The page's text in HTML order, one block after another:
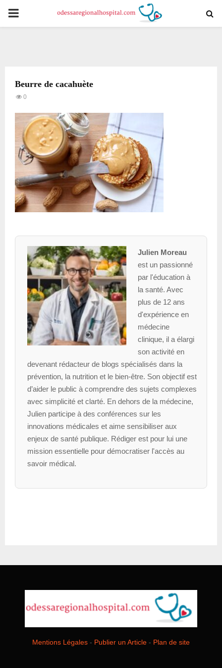
PRIMARY
Beurre de cacahuète
0
Julien Moreau
est un passionné
par l'éducation à
la santé. Avec
plus de 12 ans
d'expérience en
médecine
clinique, il a élargi
son activité en
devenant rédacteur de blogs spécialisés dans la
prévention, la nutrition et le bien-être. Son objectif est
d’aider le public à comprendre des sujets complexes
avec simplicité et clarté. En dehors de la médecine,
Julien participe à des conférences sur les
innovations médicales et aime sensibiliser aux
enjeux de santé publique. Rédiger est pour lui une
mission essentielle pour démocratiser l'accès au
savoir médical.
Mentions Légales - Publier un Article - Plan de site